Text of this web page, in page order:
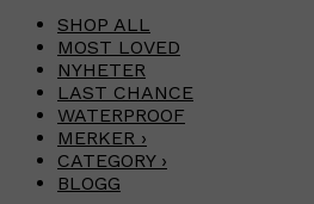
SHOP ALL
MOST LOVED
NYHETER
LAST CHANCE
WATERPROOF
MERKER ›
CATEGORY ›
BLOGG